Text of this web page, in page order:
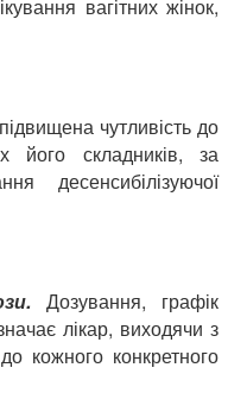
вагітних жінок,
чутливість до
його складників, за
десенсибілізуючої
Дозування, графік
лікар, виходячи з
кожного конкретного